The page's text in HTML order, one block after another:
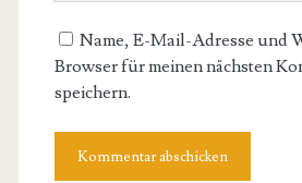
Name, E-Mail-Adresse und
Browser für meinen nächsten
speichern.